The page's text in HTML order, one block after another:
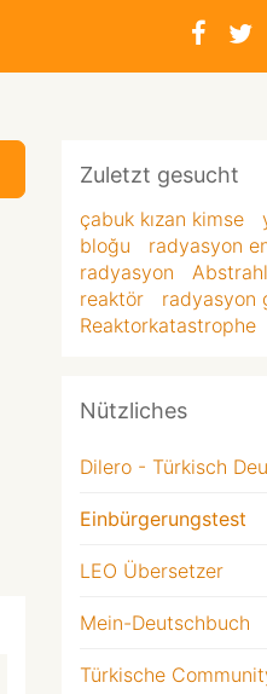
Zuletzt gesucht
çabuk kızan kimse
bloğu
radyasyon
radyasyon
reaktör
radyasyon
Reaktorkatastrophe
Nützliches
Dilero - Türkisch
Einbürgerungstest
LEO Übersetzer
Mein-Deutschbuch
Türkische